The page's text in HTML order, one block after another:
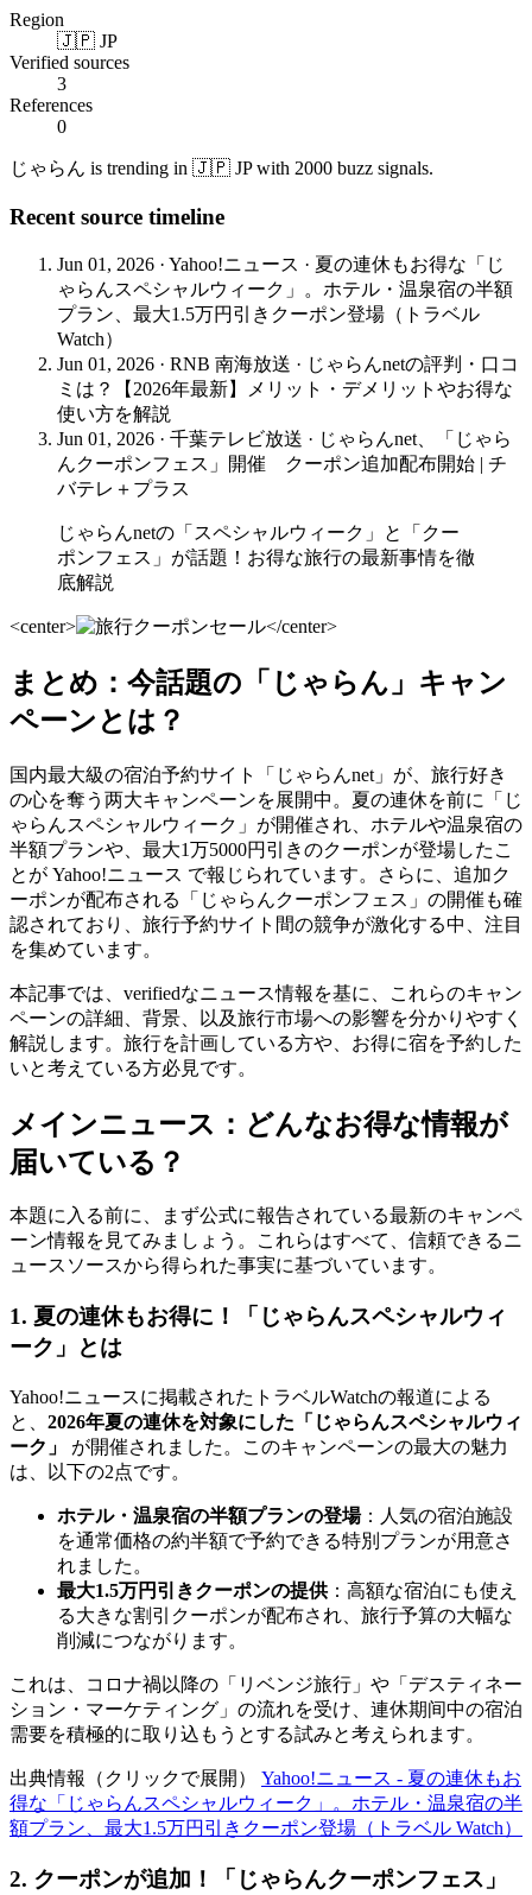
Region
🇯🇵 JP
Verified sources
3
References
0
じゃらん is trending in 🇯🇵 JP with 2000 buzz signals.
Recent source timeline
Jun 01, 2026 · Yahoo!ニュース · 夏の連休もお得な「じ
ゃらんスペシャルウィーク」。ホテル・温泉宿の半額
プラン、最大1.5万円引きクーポン登場（トラベル
Watch）
Jun 01, 2026 · RNB 南海放送 · じゃらんnetの評判・口コ
ミは？【2026年最新】メリット・デメリットやお得な
使い方を解説
Jun 01, 2026 · 千葉テレビ放送 · じゃらんnet、「じゃら
んクーポンフェス」開催 クーポン追加配布開始 | チ
バテレ＋プラス
じゃらんnetの「スペシャルウィーク」と「クー
ポンフェス」が話題！お得な旅行の最新事情を徹
底解説
<center> </center>
まとめ：今話題の「じゃらん」キャン
ペーンとは？
国内最大級の宿泊予約サイト「じゃらんnet」が、旅行好き
の心を奪う两大キャンペーンを展開中。夏の連休を前に「じ
ゃらんスペシャルウィーク」が開催され、ホテルや温泉宿の
半額プランや、最大1万5000円引きのクーポンが登場したこ
とが Yahoo!ニュース で報じられています。さらに、追加ク
ーポンが配布される「じゃらんクーポンフェス」の開催も確
認されており、旅行予約サイト間の競争が激化する中、注目
を集めています。
本記事では、verifiedなニュース情報を基に、これらのキャン
ペーンの詳細、背景、以及旅行市場への影響を分かりやすく
解説します。旅行を計画している方や、お得に宿を予約した
いと考えている方必見です。
メインニュース：どんなお得な情報が
届いている？
本題に入る前に、まず公式に報告されている最新のキャンペ
ーン情報を見てみましょう。これらはすべて、信頼できるニ
ュースソースから得られた事実に基づいています。
1. 夏の連休もお得に！「じゃらんスペシャルウィ
ーク」とは
Yahoo!ニュースに掲載されたトラベルWatchの報道による
と、 2026年夏の連休を対象にした「じゃらんスペシャルウィ
ーク」
が開催されました。このキャンペーンの最大の魅力
は、以下の2点です。
ホテル・温泉宿の半額プランの登場：人気の宿泊施設
を通常価格の約半額で予約できる特別プランが用意さ
れました。
最大1.5万円引きクーポンの提供：高額な宿泊にも使え
る大きな割引クーポンが配布され、旅行予算の大幅な
削減につながります。
これは、コロナ禍以降の「リベンジ旅行」や「デスティネー
ション・マーケティング」の流れを受け、連休期间中の宿泊
需要を積極的に取り込もうとする試みと考えられます。
出典情報（クリックで展開） Yahoo!ニュース - 夏の連休もお
得な「じゃらんスペシャルウィーク」。ホテル・温泉宿の半
額プラン、最大1.5万円引きクーポン登場（トラベル Watch）
2. クーポンが追加！「じゃらんクーポンフェス」